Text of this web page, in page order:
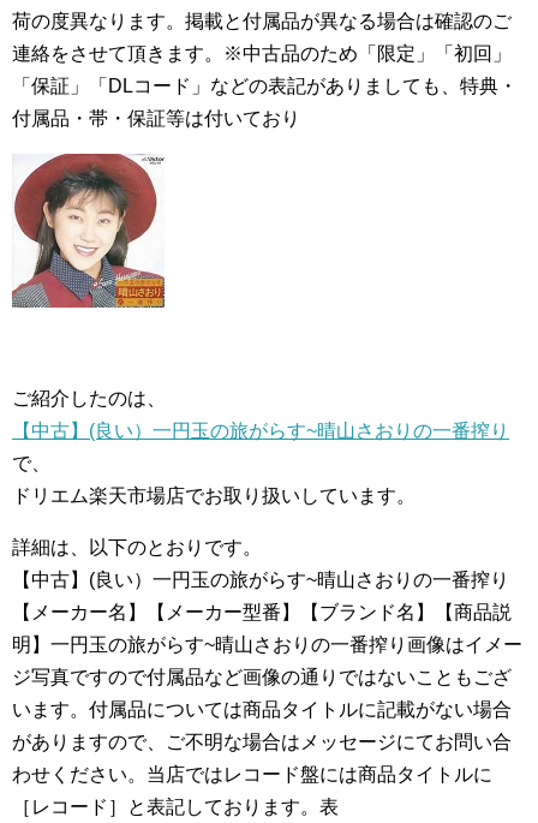
荷の度異なります。掲載と付属品が異なる場合は確認のご
連絡をさせて頂きます。※中古品のため「限定」「初回」
「保証」「DLコード」などの表記がありましても、特典・
付属品・帯・保証等は付いており
ご紹介したのは、
【中古】(良い）一円玉の旅がらす~晴山さおりの一番搾り
で、
ドリエム楽天市場店でお取り扱いしています。
詳細は、以下のとおりです。
【中古】(良い）一円玉の旅がらす~晴山さおりの一番搾り
【メーカー名】【メーカー型番】【ブランド名】【商品説
明】一円玉の旅がらす~晴山さおりの一番搾り画像はイメー
ジ写真ですので付属品など画像の通りではないこともござ
います。付属品については商品タイトルに記載がない場合
がありますので、ご不明な場合はメッセージにてお問い合
わせください。当店ではレコード盤には商品タイトルに
［レコード］と表記しております。表